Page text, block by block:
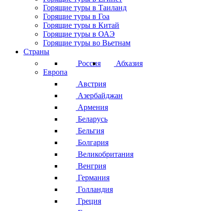
Горящие туры в Таиланд
Горящие туры в Гоа
Горящие туры в Китай
Горящие туры в ОАЭ
Горящие туры во Вьетнам
Страны
Россия
Абхазия
Европа
Австрия
Азербайджан
Армения
Беларусь
Бельгия
Болгария
Великобритания
Венгрия
Германия
Голландия
Греция